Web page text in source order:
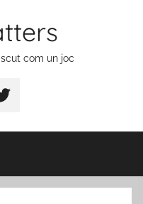
com un joc